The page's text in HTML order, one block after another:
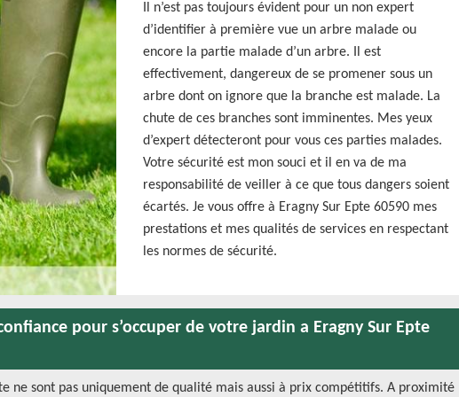
Il n’est pas toujours évident pour un non expert
d’identifier à première vue un arbre malade ou
encore la partie malade d’un arbre. Il est
effectivement, dangereux de se promener sous un
arbre dont on ignore que la branche est malade. La
chute de ces branches sont imminentes. Mes yeux
d’expert détecteront pour vous ces parties malades.
Votre sécurité est mon souci et il en va de ma
responsabilité de veiller à ce que tous dangers soient
écartés. Je vous offre à Eragny Sur Epte 60590 mes
prestations et mes qualités de services en respectant
les normes de sécurité.
pour s’occuper de votre jardin a Eragny Sur Epte
ne sont pas uniquement de qualité mais aussi à prix compétitifs. A proximité